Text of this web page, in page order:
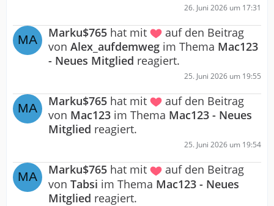
26. Juni 2026 um 17:31
Marku$765 hat mit
auf den Beitrag
von Alex_aufdemweg im Thema Mac123
- Neues Mitglied reagiert.
25. Juni 2026 um 19:55
Marku$765 hat mit
auf den Beitrag
von Mac123 im Thema Mac123 - Neues
Mitglied reagiert.
25. Juni 2026 um 19:54
Marku$765 hat mit
auf den Beitrag
von Tabsi im Thema Mac123 - Neues
Mitglied reagiert.